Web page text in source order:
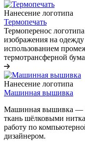
Нанесение логотипа
Термопечать
Термоперенос логотипа
изображения на
использованием
термотрансферной
Нанесение логотипа
Машинная вышивка
Машинная вышивка —
ткань шёлковыми
работу по
дизайнером.